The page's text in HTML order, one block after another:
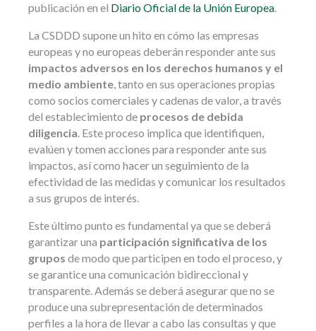
publicación en el Diario Oficial de la Unión Europea.
La CSDDD supone un hito en cómo las empresas
europeas y no europeas deberán responder ante sus
impactos adversos en los derechos humanos y el
medio ambiente, tanto en sus operaciones propias
como socios comerciales y cadenas de valor, a través
del establecimiento de procesos de debida
diligencia. Este proceso implica que identifiquen,
evalúen y tomen acciones para responder ante sus
impactos, así como hacer un seguimiento de la
efectividad de las medidas y comunicar los resultados
a sus grupos de interés.
Este último punto es fundamental ya que se deberá
garantizar una participación significativa de los
grupos de modo que participen en todo el proceso, y
se garantice una comunicación bidireccional y
transparente. Además se deberá asegurar que no se
produce una subrepresentación de determinados
perfiles a la hora de llevar a cabo las consultas y que